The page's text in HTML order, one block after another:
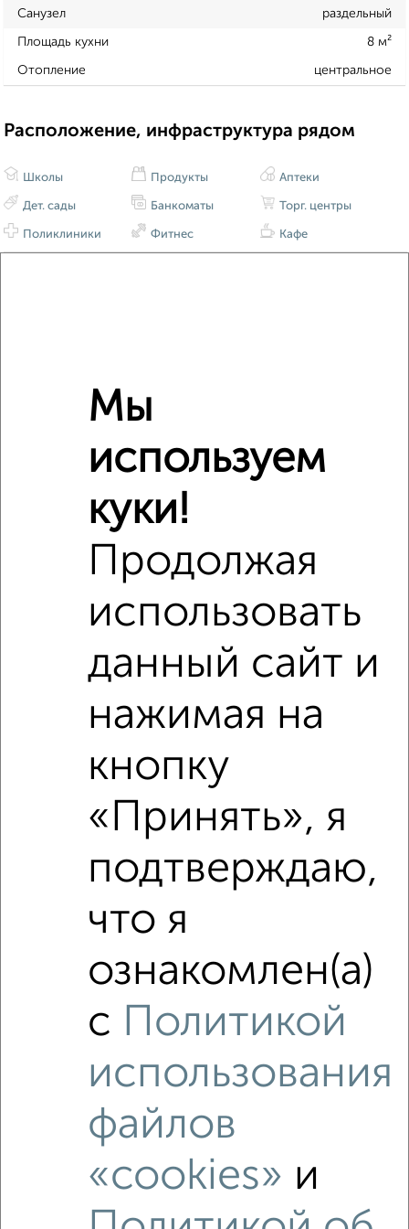
Санузел раздельный
Площадь кухни 8 м²
Отопление центральное
Расположение, инфраструктура рядом
Школы
Дет. сады
Поликлиники
Продукты
Банкоматы
Фитнес
Аптеки
Торг. центры
Кафе
Сравнение средних цен
Средняя цена район
Это предложение
Средняя цена по городу
Похожие предложения рядом
3‑комнатные квартиры недалеко от Комсомольская 14
Мы
используем
куки!
Продолжая
использовать
данный сайт и
нажимая на
кнопку
«Принять», я
подтверждаю,
что я
ознакомлен(а)
с Политикой
использования
файлов
«cookies» и